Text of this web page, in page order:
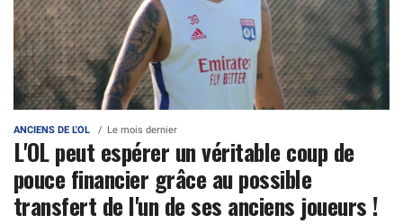
ANCIENS DE L'OL Le mois dernier
L'OL peut espérer un véritable coup de
pouce financier grâce au possible
transfert de l'un de ses anciens joueurs !